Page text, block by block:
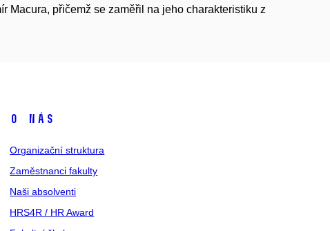
Macura, přičemž se zaměřil na jeho charakteristiku z
O nás
Organizační struktura
Zaměstnanci fakulty
Naši absolventi
HRS4R / HR Award